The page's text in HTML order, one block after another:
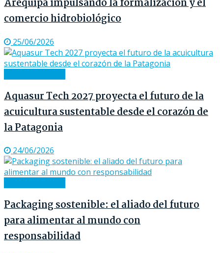
Arequipa impulsando la formalización y el
comercio hidrobiológico
25/06/2026
Aquasur Tech 2027 proyecta el futuro de la
acuicultura sustentable desde el corazón de
la Patagonia
24/06/2026
Packaging sostenible: el aliado del futuro
para alimentar al mundo con
responsabilidad